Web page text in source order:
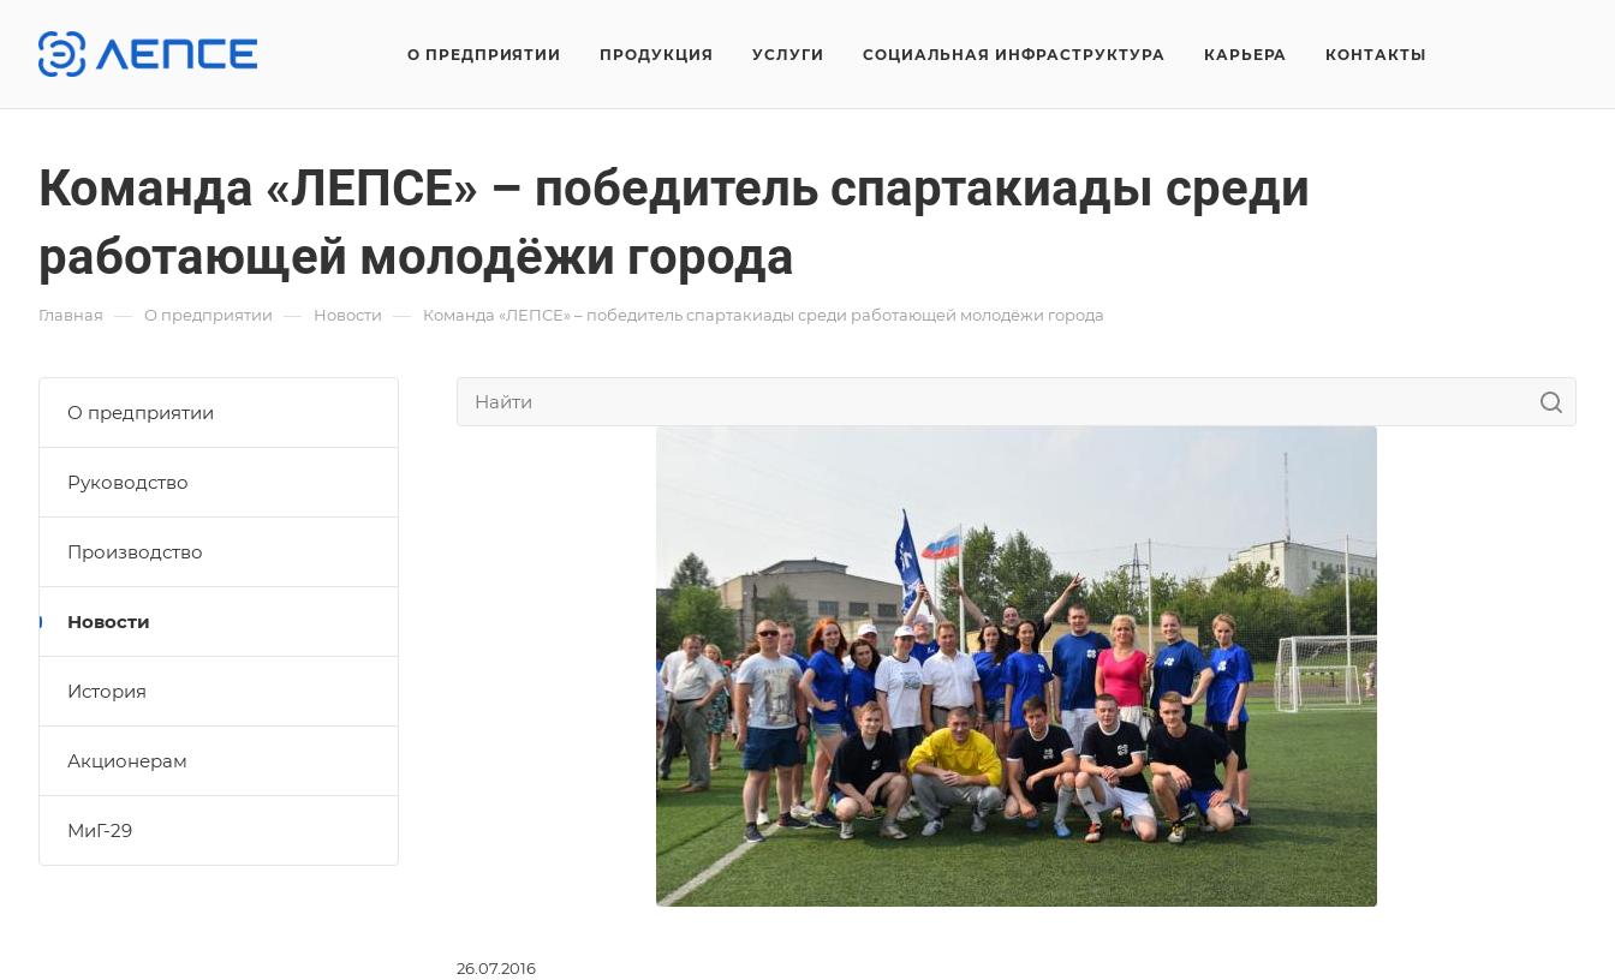
О ПРЕДПРИЯТИИ ПРОДУКЦИЯ УСЛУГИ СОЦИАЛЬНАЯ ИНФРАСТРУКТУРА КАРЬЕРА КОНТАКТЫ
Команда «ЛЕПСЕ» – победитель спартакиады среди
работающей молодёжи города
Главная — О предприятии — Новости — Команда «ЛЕПСЕ» – победитель спартакиады среди работающей молодёжи города
26.07.2016
О предприятии
Руководство
Производство
Новости
История
Акционерам
МиГ-29